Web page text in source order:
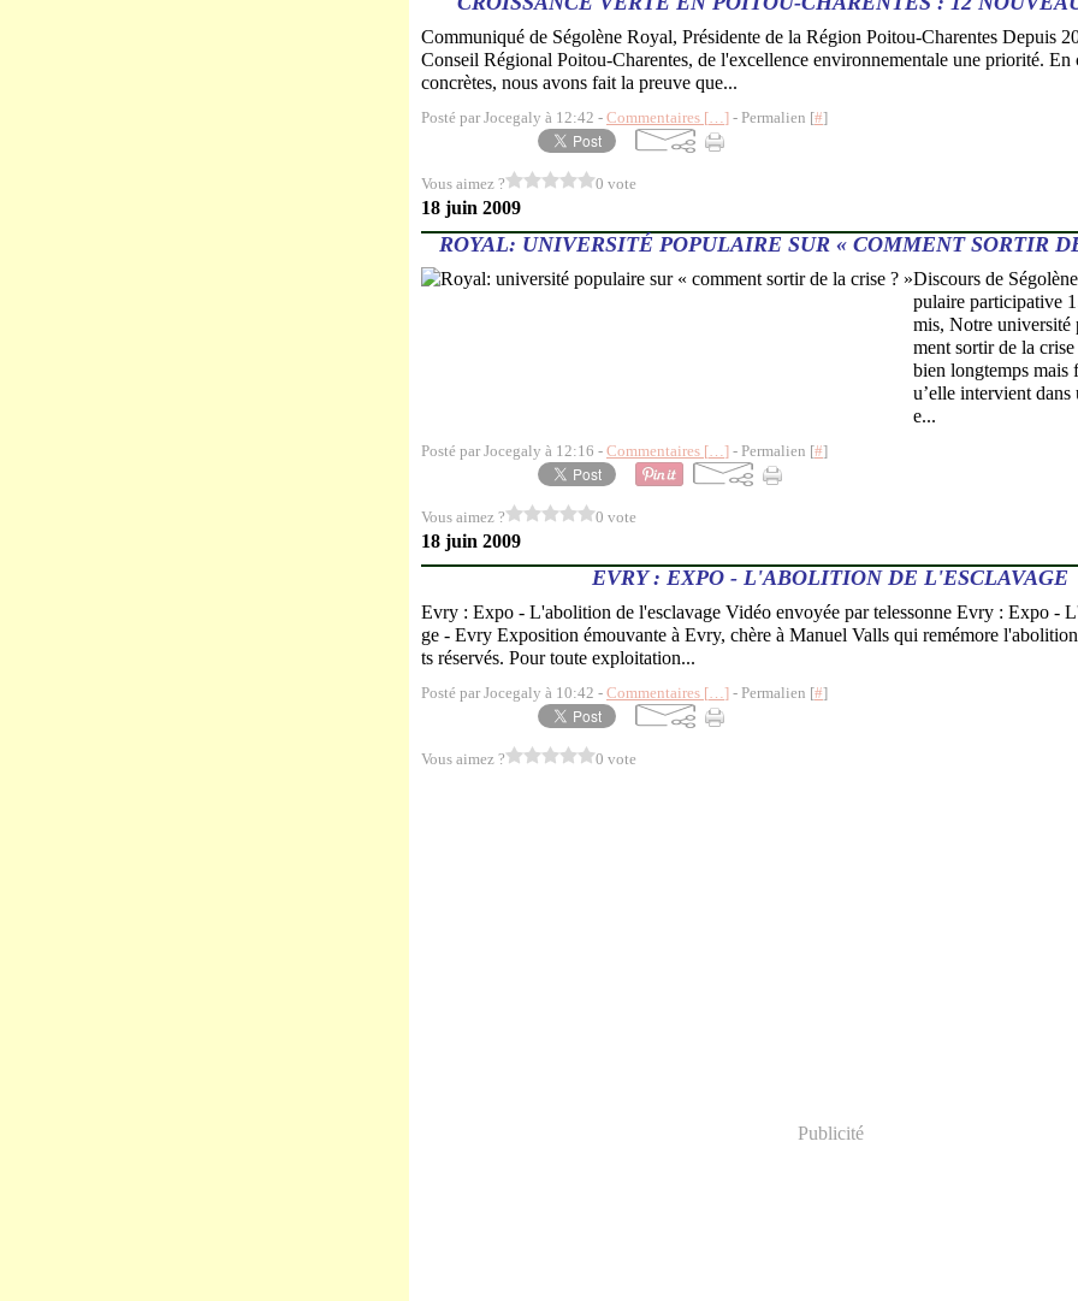
Communiqué de Ségolène Royal, Présidente de la Région Poitou-Charentes Depuis
Conseil Régional Poitou-Charentes, de l'excellence environnementale une priorité. En
concrètes, nous avons fait la preuve que...
Posté par Jocegaly à 12:42 - Commentaires […] - Permalien [#]
Vous aimez ? 0 vote
18 juin 2009
ROYAL: UNIVERSITÉ POPULAIRE SUR « COMMENT SORTIR
Discours de
pulaire participative
mis, Notre université
ment sortir de la
bien longtemps mais
u’elle intervient
e...
Posté par Jocegaly à 12:16 - Commentaires […] - Permalien [#]
Vous aimez ? 0 vote
18 juin 2009
EVRY : EXPO - L'ABOLITION DE L'ESCLAVAGE
Evry : Expo - L'abolition de l'esclavage Vidéo envoyée par telessonne Evry : Expo -
ge - Evry Exposition émouvante à Evry, chère à Manuel Valls qui remémore
ts réservés. Pour toute exploitation...
Posté par Jocegaly à 10:42 - Commentaires […] - Permalien [#]
Vous aimez ? 0 vote
Publicité